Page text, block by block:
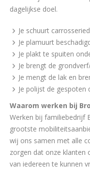
dagelijkse doel.
Je schuurt
Je plamuurt
Je plakt te spuiten
Je brengt de
Je mengt de lak en
Je polijst de
Waarom werken bij
Werken bij familiebedrijf
grootste
wij ons samen met alle
zorgen dat onze klanten
van iedereen te kunnen